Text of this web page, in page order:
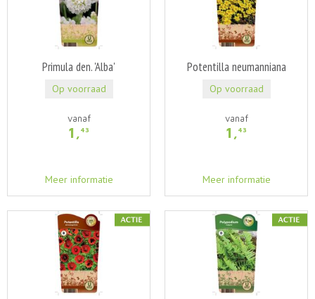
Primula den. 'Alba'
vanaf
1 ,43
Meer informatie
Op voorraad
Potentilla neumanniana
vanaf
1 ,43
Meer informatie
Op voorraad